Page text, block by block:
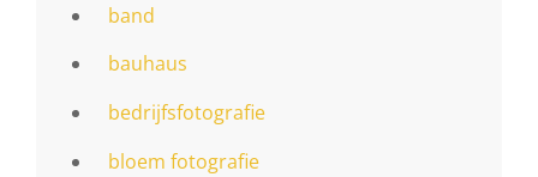
band
bauhaus
bedrijfsfotografie
bloem fotografie